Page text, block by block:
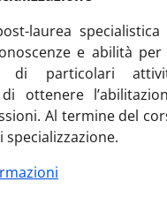
laurea
e abilità
di particolari
ottenere
Al termine del